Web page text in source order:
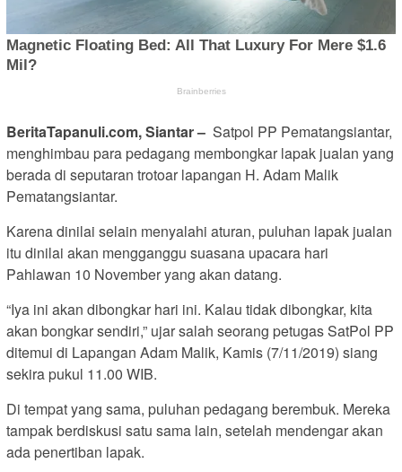
BeritaTapanuli.com, Siantar – Satpol PP Pematangsiantar,
menghimbau para pedagang membongkar lapak jualan yang
berada di seputaran trotoar lapangan H. Adam Malik
Pematangsiantar.
Karena dinilai selain menyalahi aturan, puluhan lapak jualan
itu dinilai akan mengganggu suasana upacara hari
Pahlawan 10 November yang akan datang.
“Iya ini akan dibongkar hari ini. Kalau tidak dibongkar, kita
akan bongkar sendiri,” ujar salah seorang petugas SatPol PP
ditemui di Lapangan Adam Malik, Kamis (7/11/2019) siang
sekira pukul 11.00 WIB.
Di tempat yang sama, puluhan pedagang berembuk. Mereka
tampak berdiskusi satu sama lain, setelah mendengar akan
ada penertiban lapak.